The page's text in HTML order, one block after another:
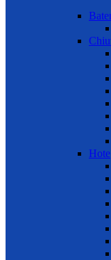
Hote